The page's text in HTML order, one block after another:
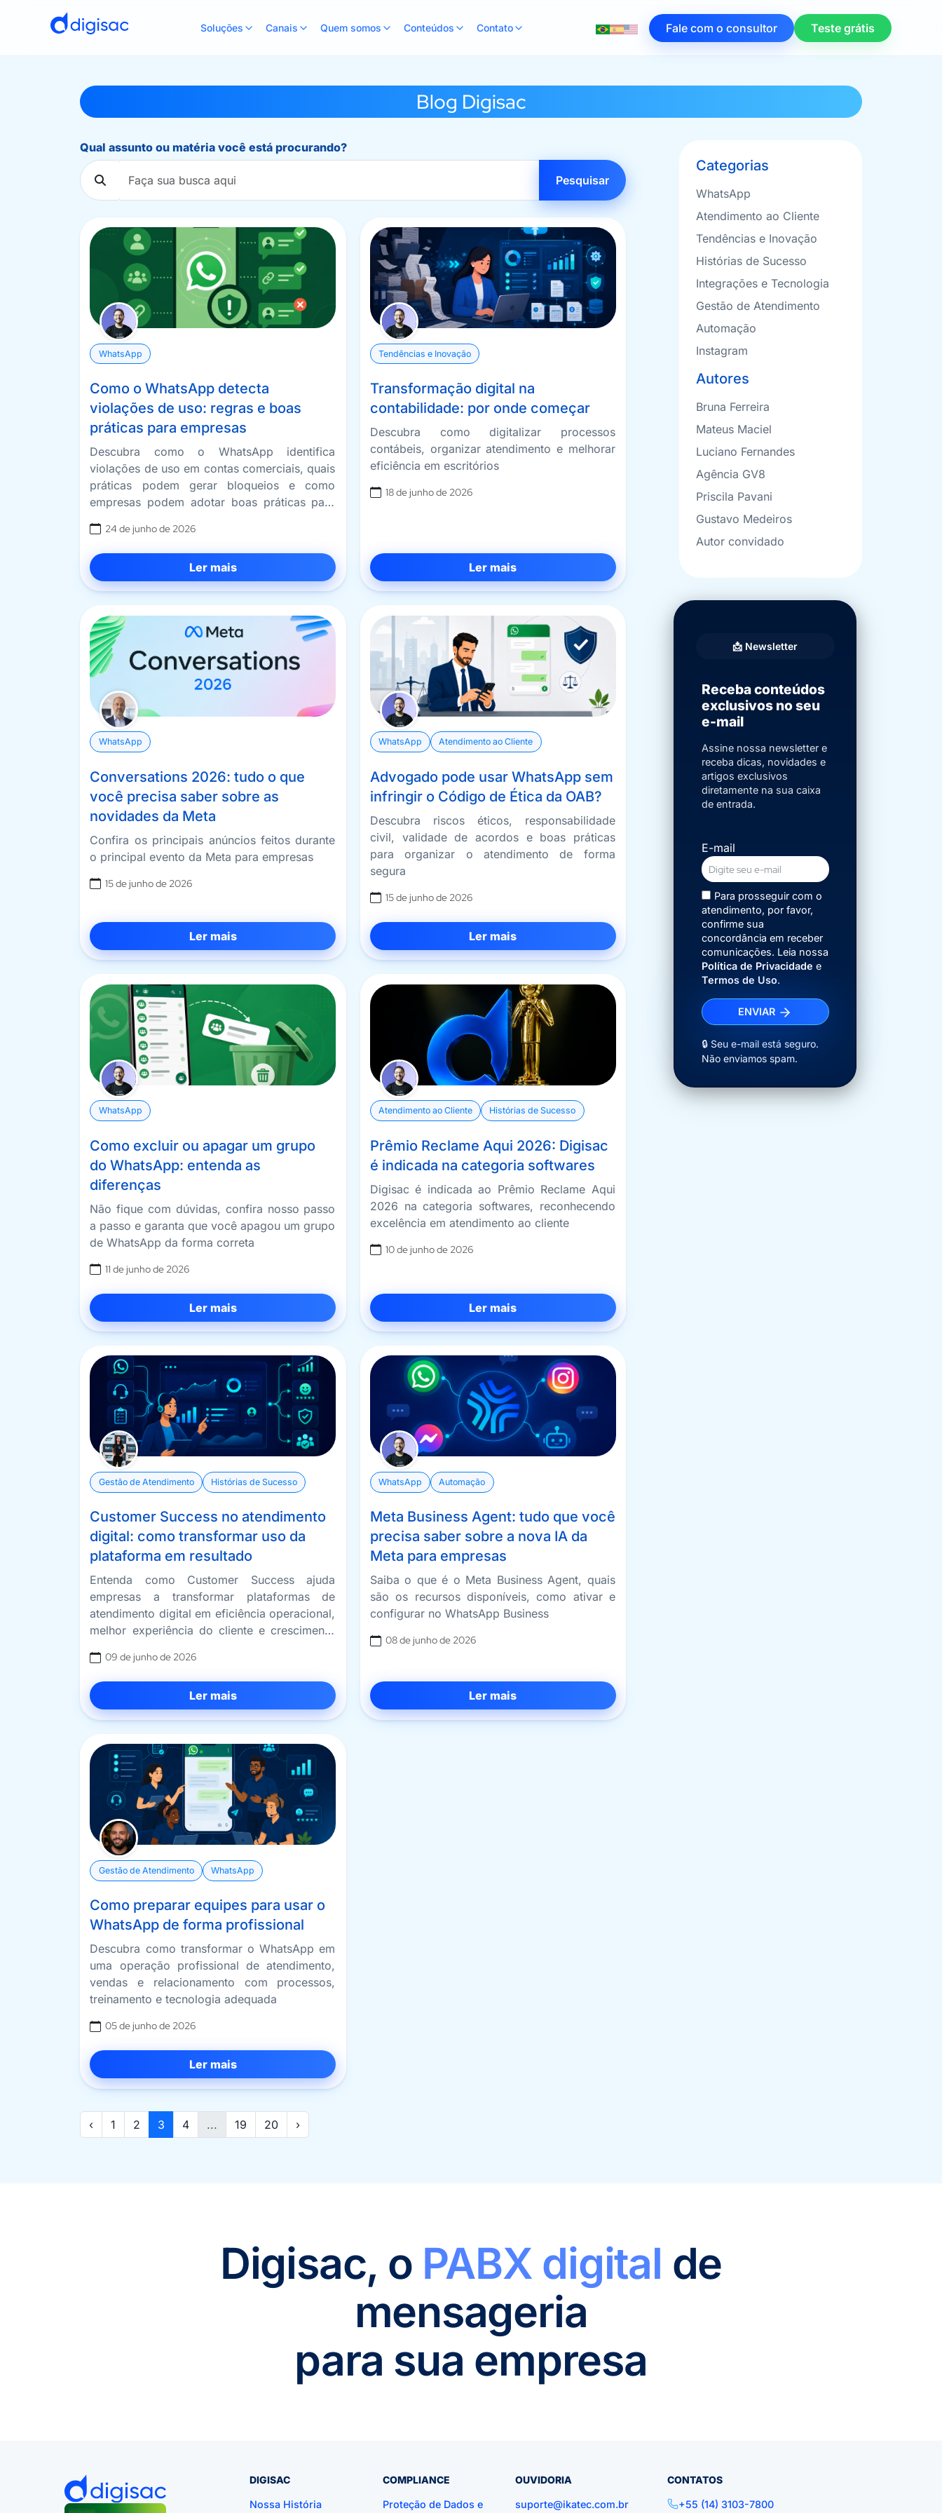
Soluções Canais Quem somos Conteúdos Contato Fale com o consultor Teste grátis
Blog Digisac
Qual assunto ou matéria você está procurando?
Pesquisar
WhatsApp
Como o WhatsApp detecta
violações de uso: regras e boas
práticas para empresas
Descubra como o WhatsApp identifica
violações de uso em contas comerciais, quais
práticas podem gerar bloqueios e como
empresas podem adotar boas práticas para
24 de junho de 2026
Ler mais
Tendências e Inovação
Transformação digital na
contabilidade: por onde começar
Descubra como digitalizar processos
contábeis, organizar atendimento e melhorar
eficiência em escritórios
18 de junho de 2026
Ler mais
WhatsApp
Conversations 2026: tudo o que
você precisa saber sobre as
novidades da Meta
Confira os principais anúncios feitos durante
o principal evento da Meta para empresas
15 de junho de 2026
Ler mais
WhatsApp Atendimento ao Cliente
Advogado pode usar WhatsApp sem
infringir o Código de Ética da OAB?
Descubra riscos éticos, responsabilidade
civil, validade de acordos e boas práticas
para organizar o atendimento de forma
segura
15 de junho de 2026
Ler mais
WhatsApp
Como excluir ou apagar um grupo
do WhatsApp: entenda as
diferenças
Não fique com dúvidas, confira nosso passo
a passo e garanta que você apagou um grupo
de WhatsApp da forma correta
11 de junho de 2026
Ler mais
Atendimento ao Cliente Histórias de Sucesso
Prêmio Reclame Aqui 2026: Digisac
é indicada na categoria softwares
Digisac é indicada ao Prêmio Reclame Aqui
2026 na categoria softwares, reconhecendo
excelência em atendimento ao cliente
10 de junho de 2026
Ler mais
Gestão de Atendimento Histórias de Sucesso
Customer Success no atendimento
digital: como transformar uso da
plataforma em resultado
Entenda como Customer Success ajuda
empresas a transformar plataformas de
atendimento digital em eficiência operacional,
melhor experiência do cliente e crescimento
09 de junho de 2026
Ler mais
WhatsApp Automação
Meta Business Agent: tudo que você
precisa saber sobre a nova IA da
Meta para empresas
Saiba o que é o Meta Business Agent, quais
são os recursos disponíveis, como ativar e
configurar no WhatsApp Business
08 de junho de 2026
Ler mais
Gestão de Atendimento WhatsApp
Como preparar equipes para usar o
WhatsApp de forma profissional
Descubra como transformar o WhatsApp em
uma operação profissional de atendimento,
vendas e relacionamento com processos,
treinamento e tecnologia adequada
05 de junho de 2026
Ler mais
Categorias
WhatsApp
Atendimento ao Cliente
Tendências e Inovação
Histórias de Sucesso
Integrações e Tecnologia
Gestão de Atendimento
Automação
Instagram
Autores
Bruna Ferreira
Mateus Maciel
Luciano Fernandes
Agência GV8
Priscila Pavani
Gustavo Medeiros
Autor convidado
📩 Newsletter
Receba conteúdos
exclusivos no seu
e-mail
Assine nossa newsletter e
receba dicas, novidades e
artigos exclusivos
diretamente na sua caixa
de entrada.
E-mail
Para prosseguir com o
atendimento, por favor,
confirme sua
concordância em receber
comunicações. Leia nossa
Política de Privacidade e
Termos de Uso.
ENVIAR
🔒 Seu e-mail está seguro.
Não enviamos spam.
‹ 1 2 3 4 ... 19 20 ›
Digisac, o PABX digital de
mensageria
para sua empresa
DIGISAC
Nossa História
COMPLIANCE
Proteção de Dados e
OUVIDORIA
suporte@ikatec.com.br
CONTATOS
+55 (14) 3103-7800